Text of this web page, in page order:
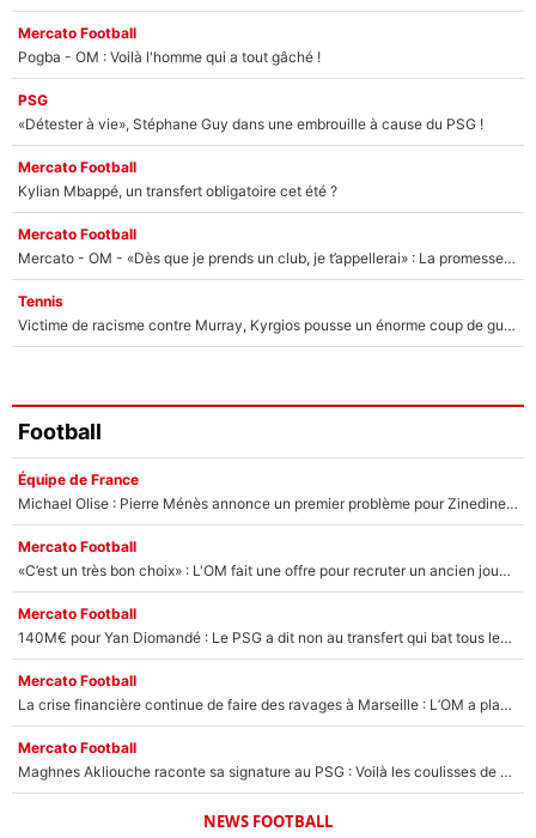
Mercato Football
Pogba - OM : Voilà l'homme qui a tout gâché !
PSG
«Détester à vie», Stéphane Guy dans une embrouille à cause du PSG !
Mercato Football
Kylian Mbappé, un transfert obligatoire cet été ?
Mercato Football
Mercato - OM - «Dès que je prends un club, je t’appellerai» : La promesse de Marcelino au moment de claquer la porte
Tennis
Victime de racisme contre Murray, Kyrgios pousse un énorme coup de gueule !
Football
Équipe de France
Michael Olise : Pierre Ménès annonce un premier problème pour Zinedine Zidane en équipe de France
Mercato Football
«C’est un très bon choix» : L'OM fait une offre pour recruter un ancien joueur du PSG... et c'est validé dans l'After Foot !
Mercato Football
140M€ pour Yan Diomandé : Le PSG a dit non au transfert qui bat tous les records sur le mercato
Mercato Football
La crise financière continue de faire des ravages à Marseille : L’OM a placé 12 joueurs sur le marché des transferts… et ça pourrait lui rapporter près de 100M€ !
Mercato Football
Maghnes Akliouche raconte sa signature au PSG : Voilà les coulisses de son transfert de rêve à 50M€
NEWS FOOTBALL